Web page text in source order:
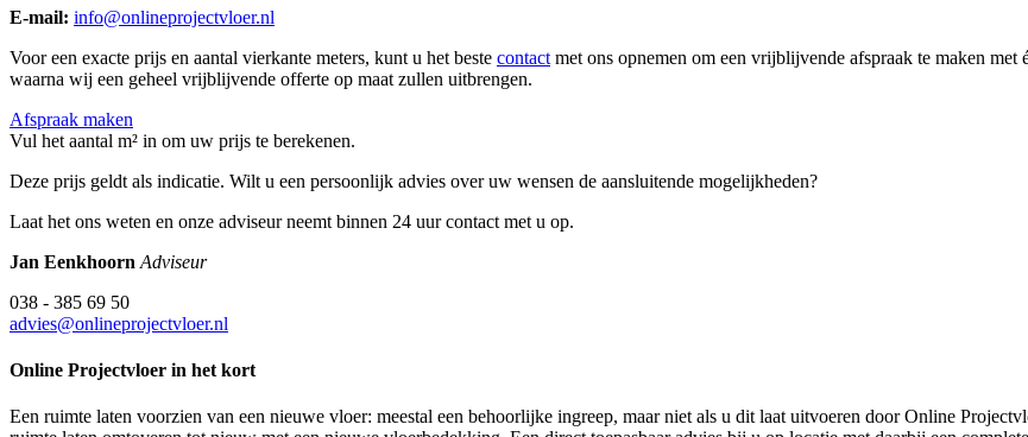
E-mail: info@onlineprojectvloer.nl
Voor een exacte prijs en aantal vierkante meters, kunt u het beste contact met ons opnemen om een vrijblijvende afspraak te maken
waarna wij een geheel vrijblijvende offerte op maat zullen uitbrengen.
Afspraak maken
Vul het aantal m² in om uw prijs te berekenen.
Deze prijs geldt als indicatie. Wilt u een persoonlijk advies over uw wensen de aansluitende mogelijkheden?
Laat het ons weten en onze adviseur neemt binnen 24 uur contact met u op.
Jan Eenkhoorn Adviseur
038 - 385 69 50
advies@onlineprojectvloer.nl
Online Projectvloer in het kort
Een ruimte laten voorzien van een nieuwe vloer: meestal een behoorlijke ingreep, maar niet als u dit laat uitvoeren door Online